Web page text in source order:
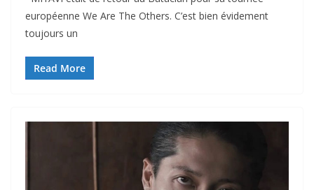
européenne We Are The Others. C’est bien évidement
toujours un
Read More